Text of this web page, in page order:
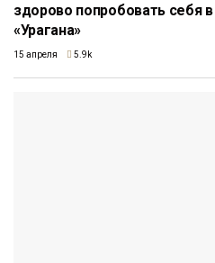
здорово попробовать себя
«Урагана»
15 апреля 5.9k